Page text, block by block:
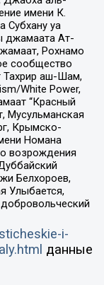
имени К.
Субхану уа
джамаата Ат-
Рохнамо
сообщество
Тахрир аш-Шам,
White Power,
“Красный
Мусульманская
Крымско-
Номана
возрождения
Белхороев,
Улыбается,
i-
данные